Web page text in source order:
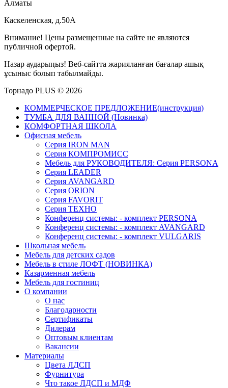
Алматы
Каскеленская, д.50А
Внимание! Цены размещенные на сайте не являются
публичной офертой.
Назар аударыңыз! Веб-сайтта жарияланған бағалар ашық
ұсыныс болып табылмайды.
Торнадо PLUS © 2026
КОММЕРЧЕСКОЕ ПРЕДЛОЖЕНИЕ(инструкция)
ТУМБА ДЛЯ ВАННОЙ (Новинка)
КОМФОРТНАЯ ШКОЛА
Офисная мебель
Серия IRON MAN
Серия КОМПРОМИСС
Мебель для РУКОВОДИТЕЛЯ: Серия PERSONA
Серия LEADER
Серия AVANGARD
Серия ORION
Серия FAVORIT
Серия ТЕХНО
Конференц системы: - комплект PERSONA
Конференц системы: - комплект AVANGARD
Конференц системы: - комплект VULGARIS
Школьная мебель
Мебель для детских садов
Мебель в стиле ЛОФТ (НОВИНКА)
Казарменная мебель
Мебель для гостиниц
О компании
О нас
Благодарности
Сертификаты
Дилерам
Оптовым клиентам
Вакансии
Материалы
Цвета ЛДСП
Фурнитура
Что такое ЛДСП и МДФ